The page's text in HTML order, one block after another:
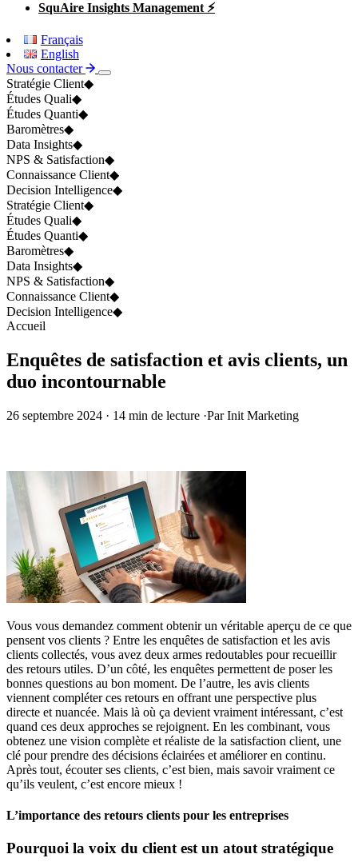
SquAire Insights Management ⚡
Français
English
Nous contacter
Stratégie Client◆
Études Quali◆
Études Quanti◆
Baromètres◆
Data Insights◆
NPS & Satisfaction◆
Connaissance Client◆
Decision Intelligence◆
Stratégie Client◆
Études Quali◆
Études Quanti◆
Baromètres◆
Data Insights◆
NPS & Satisfaction◆
Connaissance Client◆
Decision Intelligence◆
Accueil
Enquêtes de satisfaction et avis clients, un
duo incontournable
26 septembre 2024 · 14 min de lecture ·Par Init Marketing
Vous vous demandez comment obtenir un véritable aperçu de ce que
pensent vos clients ? Entre les enquêtes de satisfaction et les avis
clients collectés, vous avez deux armes redoutables pour recueillir
des retours utiles. D’un côté, les enquêtes permettent de poser les
bonnes questions au bon moment. De l’autre, les avis clients
viennent compléter ces retours en offrant une perspective plus
directe et nuancée. Mais là où ça devient vraiment intéressant, c’est
quand ces deux approches se rejoignent. En les combinant, vous
obtenez une vision complète et réaliste de la satisfaction client, une
clé pour prendre des décisions éclairées et améliorer en continu.
Après tout, écouter ses clients, c’est bien, mais savoir vraiment ce
qu’ils veulent, c’est encore mieux !
L’importance des retours clients pour les entreprises
Pourquoi la voix du client est un atout stratégique